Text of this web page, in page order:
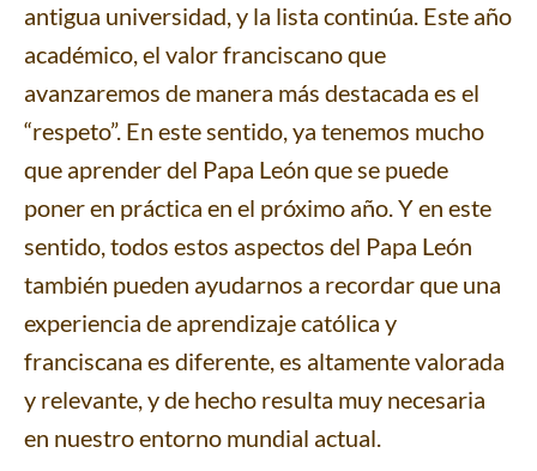
antigua universidad, y la lista continúa. Este año
académico, el valor franciscano que
avanzaremos de manera más destacada es el
“respeto”. En este sentido, ya tenemos mucho
que aprender del Papa León que se puede
poner en práctica en el próximo año. Y en este
sentido, todos estos aspectos del Papa León
también pueden ayudarnos a recordar que una
experiencia de aprendizaje católica y
franciscana es diferente, es altamente valorada
y relevante, y de hecho resulta muy necesaria
en nuestro entorno mundial actual.